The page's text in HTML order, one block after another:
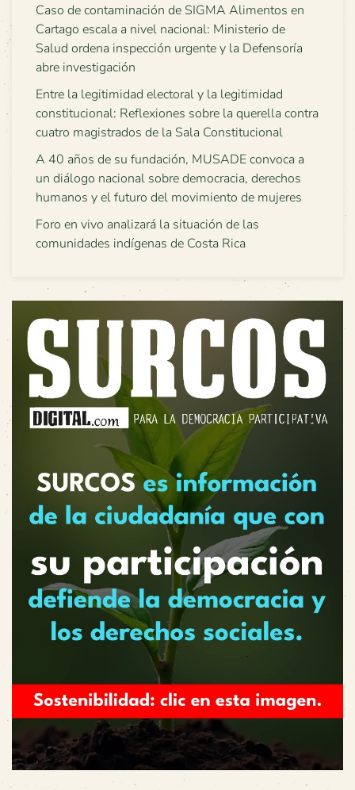
Caso de contaminación de SIGMA Alimentos en
Cartago escala a nivel nacional: Ministerio de
Salud ordena inspección urgente y la Defensoría
abre investigación
Entre la legitimidad electoral y la legitimidad
constitucional: Reflexiones sobre la querella contra
cuatro magistrados de la Sala Constitucional
A 40 años de su fundación, MUSADE convoca a
un diálogo nacional sobre democracia, derechos
humanos y el futuro del movimiento de mujeres
Foro en vivo analizará la situación de las
comunidades indígenas de Costa Rica